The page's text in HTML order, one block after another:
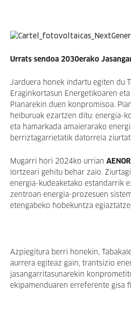
Urrats sendoa 2030erako
Jarduera honek indartu egiten du
Eraginkortasun Energetikoaren
Planarekin duen konpromisoa.
helburuak ezartzen ditu: energia-
eta hamarkada amaierarako
berriztagarrietatik datorrela
Mugarri hori 2024ko urrian
lortzeari gehitu behar zaio.
energia-kudeaketako estandarrik
zentroan energia-prozesuen
etengabeko hobekuntza
Azpiegitura berri honekin,
aurrera egiteaz gain, trantsizio
jasangarritasunarekin
ekipamenduaren erreferente gisa